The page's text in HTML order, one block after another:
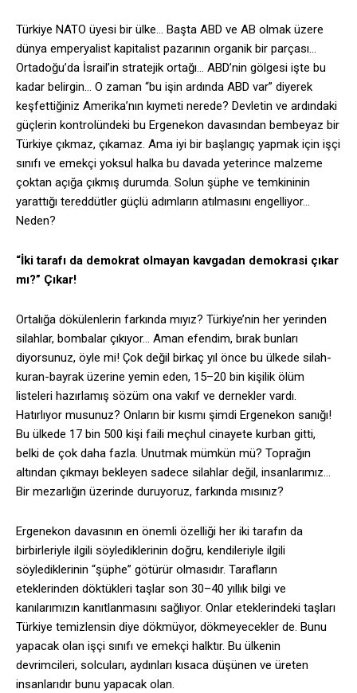
Türkiye NATO üyesi bir ülke… Başta ABD ve AB olmak üzere
dünya emperyalist kapitalist pazarının organik bir parçası…
Ortadoğu’da İsrail’in stratejik ortağı… ABD’nin gölgesi işte bu
kadar belirgin… O zaman “bu işin ardında ABD var” diyerek
keşfettiğiniz Amerika’nın kıymeti nerede? Devletin ve ardındaki
güçlerin kontrolündeki bu Ergenekon davasından bembeyaz bir
Türkiye çıkmaz, çıkamaz. Ama iyi bir başlangıç yapmak için işçi
sınıfı ve emekçi yoksul halka bu davada yeterince malzeme
çoktan açığa çıkmış durumda. Solun şüphe ve temkininin
yarattığı tereddütler güçlü adımların atılmasını engelliyor…
Neden?
“İki tarafı da demokrat olmayan kavgadan demokrasi çıkar
mı?” Çıkar!
Ortalığa dökülenlerin farkında mıyız? Türkiye’nin her yerinden
silahlar, bombalar çıkıyor… Aman efendim, bırak bunları
diyorsunuz, öyle mi! Çok değil birkaç yıl önce bu ülkede silah-
kuran-bayrak üzerine yemin eden, 15–20 bin kişilik ölüm
listeleri hazırlamış sözüm ona vakıf ve dernekler vardı.
Hatırlıyor musunuz? Onların bir kısmı şimdi Ergenekon sanığı!
Bu ülkede 17 bin 500 kişi faili meçhul cinayete kurban gitti,
belki de çok daha fazla. Unutmak mümkün mü? Toprağın
altından çıkmayı bekleyen sadece silahlar değil, insanlarımız…
Bir mezarlığın üzerinde duruyoruz, farkında mısınız?
Ergenekon davasının en önemli özelliği her iki tarafın da
birbirleriyle ilgili söylediklerinin doğru, kendileriyle ilgili
söylediklerinin “şüphe” götürür olmasıdır. Tarafların
eteklerinden döktükleri taşlar son 30–40 yıllık bilgi ve
kanılarımızın kanıtlanmasını sağlıyor. Onlar eteklerindeki taşları
Türkiye temizlensin diye dökmüyor, dökmeyecekler de. Bunu
yapacak olan işçi sınıfı ve emekçi halktır. Bu ülkenin
devrimcileri, solcuları, aydınları kısaca düşünen ve üreten
insanlarıdır bunu yapacak olan.